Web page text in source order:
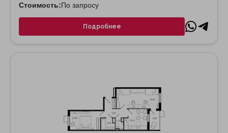
Стоимость:По запросу
Подробнее